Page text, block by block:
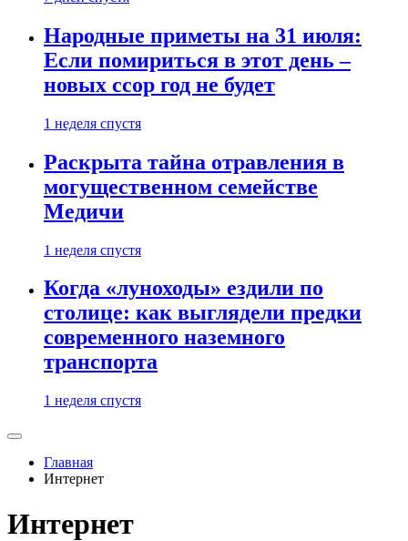
Народные приметы на 31 июля:
Если помириться в этот день –
новых ссор год не будет
1 неделя спустя
Раскрыта тайна отравления в
могущественном семействе
Медичи
1 неделя спустя
Когда «луноходы» ездили по
столице: как выглядели предки
современного наземного
транспорта
1 неделя спустя
Главная
Интернет
Интернет